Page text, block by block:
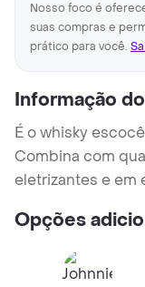
Nosso foco é
suas compras e
prático para você.
Informação
É o whisky
Combina com
eletrizantes e em
Opções